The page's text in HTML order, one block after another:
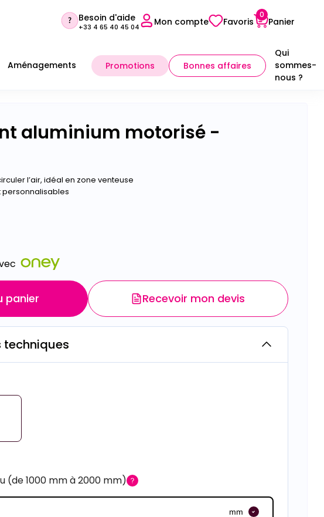
Sélectionner mon point conseil
Besoin d'aide
+33 4 65 40 45 04 Mon compte Favoris
0
Panier
Aménagements Promotions Bonnes affaires
Qui
sommes-
nous ?
aluminium motorisé -
l’air, idéal en zone venteuse
panier Recevoir mon devis
(de 1000 mm à 2000 mm)
mm